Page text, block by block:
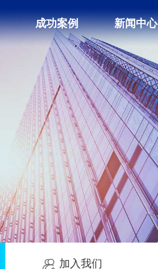
成功案例 新闻中心
加入我们